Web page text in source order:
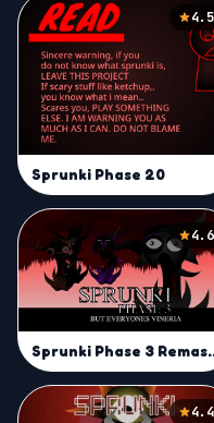
4.5
Sprunki Phase 20
4.6
Sprunki
4.4